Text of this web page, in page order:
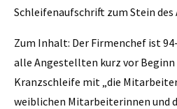
Schleifenaufschrift zum Stein des
Zum Inhalt: Der Firmenchef ist
alle Angestellten kurz vor Beginn
Kranzschleife mit „die
weiblichen Mitarbeiterinnen und